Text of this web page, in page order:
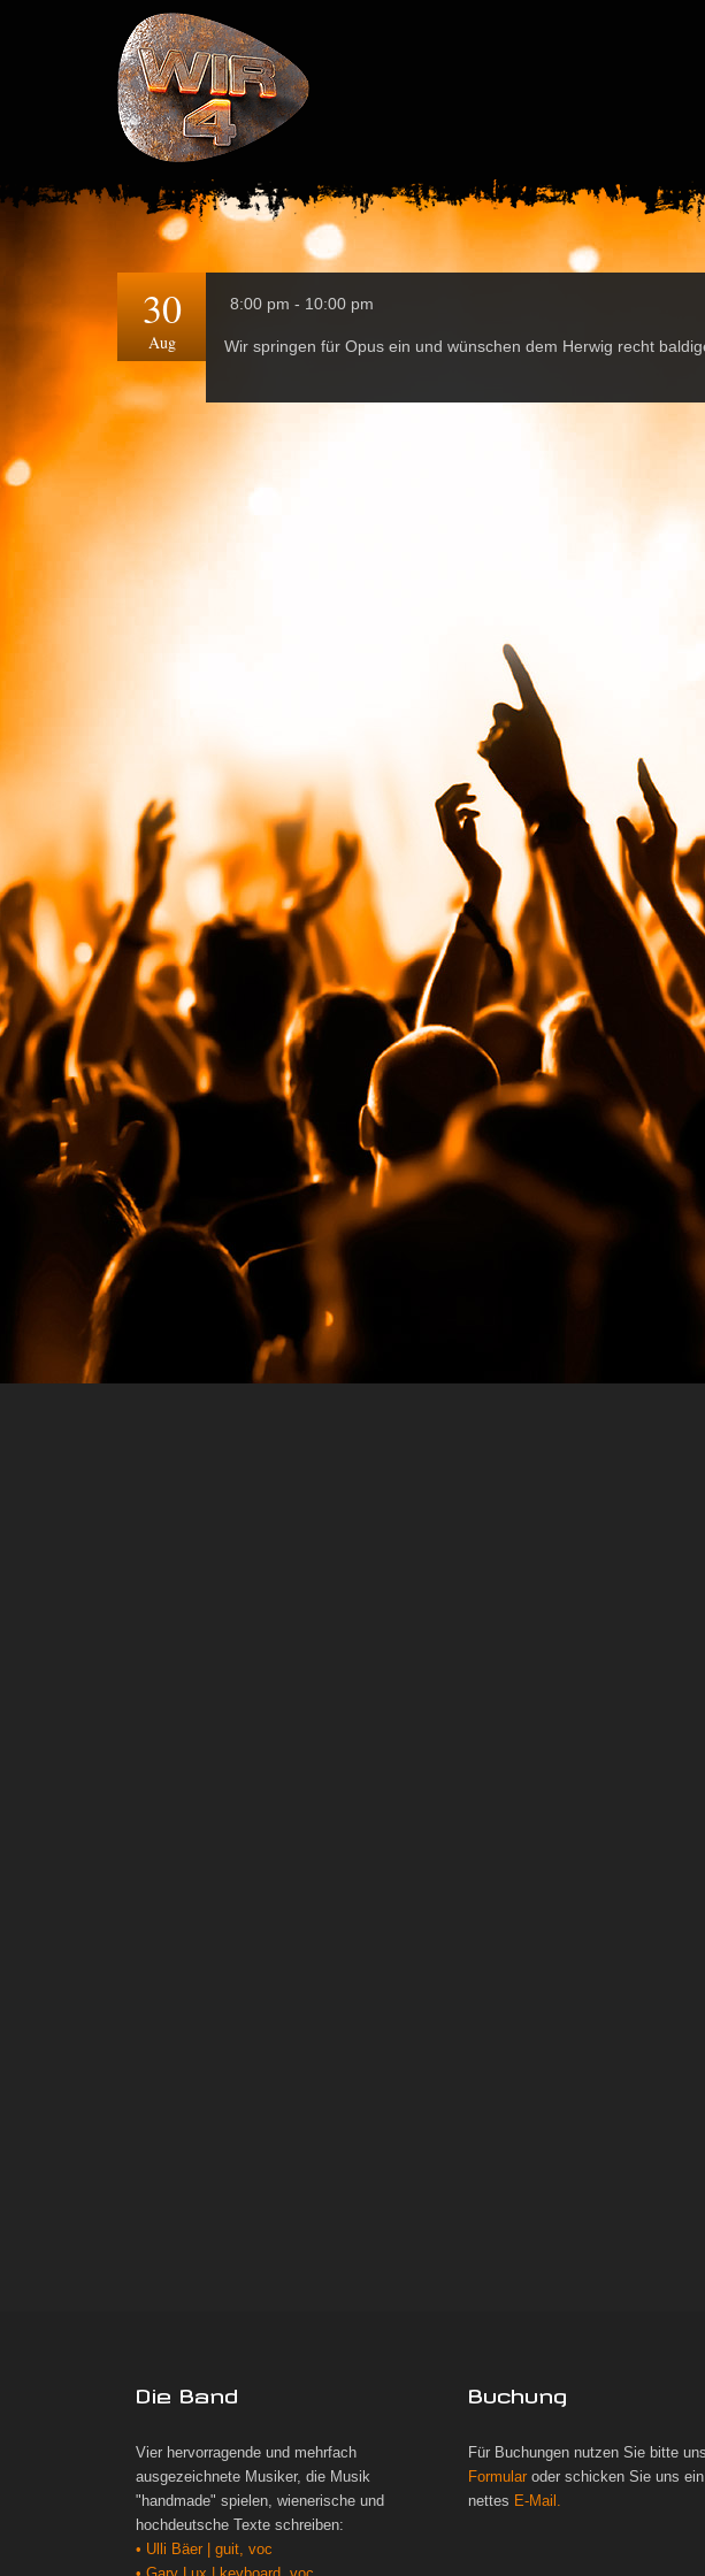
30
Aug
8:00 pm - 10:00 pm
Wir springen für Opus ein und wünschen dem Herwig recht
Die Band
Vier hervorragende und mehrfach
ausgezeichnete Musiker, die Musik
"handmade" spielen, wienerische und
hochdeutsche Texte schreiben:
• Ulli Bäer | guit, voc
Buchung
Für Buchungen nutzen Sie bitte
Formular oder schicken Sie uns ein
nettes E-Mail.